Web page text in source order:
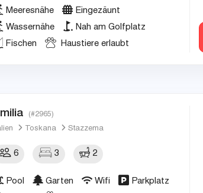
Meeresnähe
Eingezäunt
Wassernähe
Nah am Golfplatz
Fischen
Haustiere erlaubt
(#2965)
Toskana Stazzema
6 3 2
Pool Garten Wifi
Parkplatz